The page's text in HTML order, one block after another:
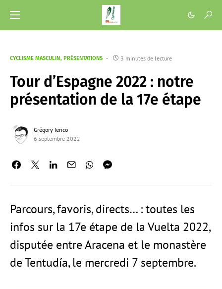
CYCLISME MASCULIN PRÉSENTATIONS 3 minutes de lecture
Tour d’Espagne 2022 : notre
présentation de la 17e étape
Grégory Ienco
6 septembre 2022
Parcours, favoris, directs… : toutes les
infos sur la 17e étape de la Vuelta 2022,
disputée entre Aracena et le monastère
de Tentudía, le mercredi 7 septembre.